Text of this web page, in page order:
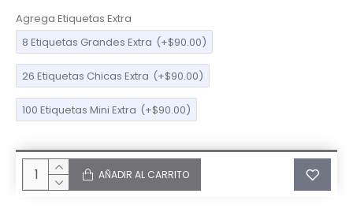
Agrega Etiquetas Extra
8 Etiquetas Grandes Extra (+$90.00)
26 Etiquetas Chicas Extra (+$90.00)
100 Etiquetas Mini Extra (+$90.00)
AÑADIR AL CARRITO